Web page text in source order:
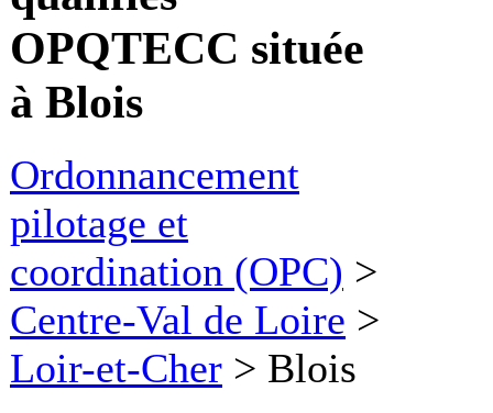
OPQTECC située
à Blois
Ordonnancement
pilotage et
coordination (OPC) >
Centre-Val de Loire >
Loir-et-Cher > Blois